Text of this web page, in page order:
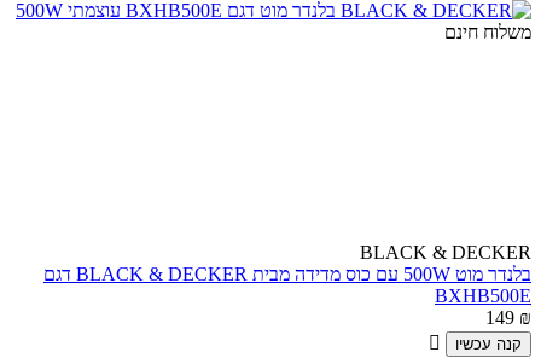
משלוח חינם
BLACK & DECKER
בלנדר מוט 500W עם כוס מדידה מבית BLACK & DECKER דגם
BXHB500E
149 ₪
קנה עכשיו
